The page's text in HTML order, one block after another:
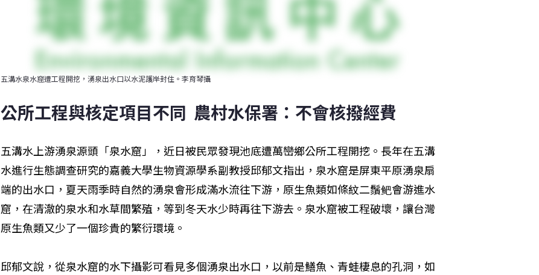
五溝水泉水窟遭工程開挖，湧泉出水口以水泥護岸封住。李育琴攝
公所工程與核定項目不同  農村水保署：不會核撥經費
五溝水上游湧泉源頭「泉水窟」，近日被民眾發現池底遭萬巒鄉公所工程開挖。長年在五溝
水進行生態調查研究的嘉義大學生物資源學系副教授邱郁文指出，泉水窟是屏東平原湧泉扇
端的出水口，夏天雨季時自然的湧泉會形成滿水流往下游，原生魚類如條紋二鬚鲃會游進水
窟，在清澈的泉水和水草間繁殖，等到冬天水少時再往下游去。泉水窟被工程破壞，讓台灣
原生魚類又少了一個珍貴的繁衍環境。
邱郁文說，從泉水窟的水下攝影可看見多個湧泉出水口，以前是鱔魚、青蛙棲息的孔洞，如